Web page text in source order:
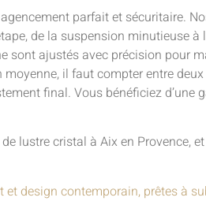
parfait et sécuritaire.
de la suspension minutieuse
sont ajustés avec précision pour
il faut compter entre
final. Vous bénéficiez d’une
lustre cristal à Aix en Provence,
design contemporain, prêtes à